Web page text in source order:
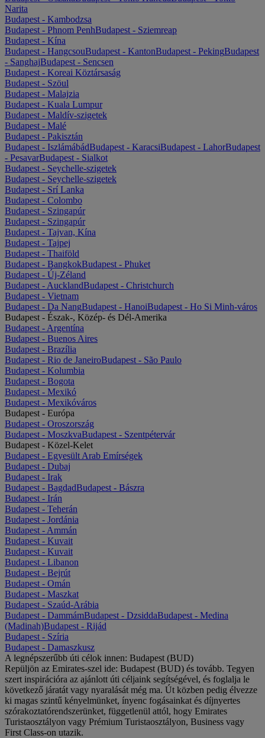
Narita
Budapest - Kambodzsa
Budapest - Phnom PenhBudapest - Sziemreap
Budapest - Kína
Budapest - HangcsouBudapest - KantonBudapest - PekingBudapest
- SanghajBudapest - Sencsen
Budapest - Koreai Köztársaság
Budapest - Szöul
Budapest - Malajzia
Budapest - Kuala Lumpur
Budapest - Maldív-szigetek
Budapest - Malé
Budapest - Pakisztán
Budapest - IszlámábádBudapest - KaracsiBudapest - LahorBudapest
- PesavarBudapest - Sialkot
Budapest - Seychelle-szigetek
Budapest - Seychelle-szigetek
Budapest - Srí Lanka
Budapest - Colombo
Budapest - Szingapúr
Budapest - Szingapúr
Budapest - Tajvan, Kína
Budapest - Tajpej
Budapest - Thaiföld
Budapest - BangkokBudapest - Phuket
Budapest - Új-Zéland
Budapest - AucklandBudapest - Christchurch
Budapest - Vietnam
Budapest - Da NangBudapest - HanoiBudapest - Ho Si Minh-város
Budapest - Észak-, Közép- és Dél-Amerika
Budapest - Argentína
Budapest - Buenos Aires
Budapest - Brazília
Budapest - Rio de JaneiroBudapest - São Paulo
Budapest - Kolumbia
Budapest - Bogota
Budapest - Mexikó
Budapest - Mexikóváros
Budapest - Európa
Budapest - Oroszország
Budapest - MoszkvaBudapest - Szentpétervár
Budapest - Közel-Kelet
Budapest - Egyesült Arab Emírségek
Budapest - Dubaj
Budapest - Irak
Budapest - BagdadBudapest - Bászra
Budapest - Irán
Budapest - Teherán
Budapest - Jordánia
Budapest - Ammán
Budapest - Kuvait
Budapest - Kuvait
Budapest - Libanon
Budapest - Bejrút
Budapest - Omán
Budapest - Maszkat
Budapest - Szaúd-Arábia
Budapest - DammámBudapest - DzsiddaBudapest - Medina
(Madinah)Budapest - Rijád
Budapest - Szíria
Budapest - Damaszkusz
A legnépszerűbb úti célok innen: Budapest (BUD)
Repüljön az Emirates-szel ide: Budapest (BUD) és tovább. Tegyen
szert inspirációra az ajánlott úti céljaink segítségével, és foglalja le
következő járatát vagy nyaralását még ma. Út közben pedig élvezze
ki magas szintű kényelmünket, ínyenc fogásainkat és díjnyertes
szórakoztatórendszerünket, függetlenül attól, hogy Emirates
Turistaosztályon vagy Prémium Turistaosztályon, Business vagy
First Class-on utazik.